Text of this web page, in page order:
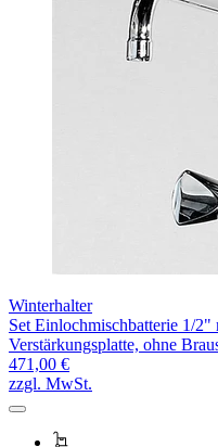
Winterhalter
Set Einlochmischbatterie 1/
Verstärkungsplatte, ohne
471,00 €
zzgl. MwSt.